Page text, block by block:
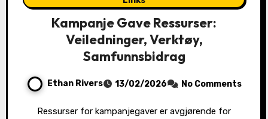
Kampanje Gave Ressurser:
Veiledninger, Verktøy,
Samfunnsbidrag
Ethan Rivers 13/02/2026 No Comments
Ressurser for kampanjegaver er avgjørende for